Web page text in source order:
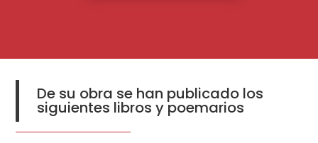
De su obra se han publicado los
siguientes libros y poemarios